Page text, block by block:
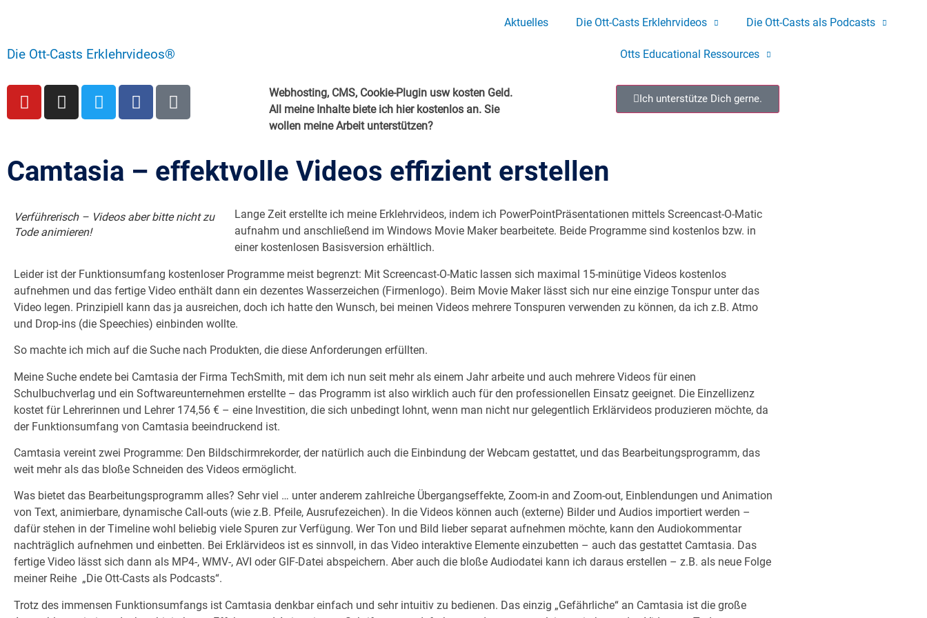
Die Ott-Casts Erklehrvideos®
Aktuelles Die Ott-Casts Erklehrvideos Die Ott-Casts als Podcasts
Otts Educational Ressources
Webhosting, CMS, Cookie-Plugin usw kosten Geld.
All meine Inhalte biete ich hier kostenlos an. Sie
wollen meine Arbeit unterstützen?
Ich unterstütze Dich gerne.
Camtasia – effektvolle Videos effizient erstellen
Verführerisch – Videos aber bitte nicht zu
Tode animieren!
Lange Zeit erstellte ich meine Erklehrvideos, indem ich PowerPointPräsentationen mittels Screencast-O-Matic
aufnahm und anschließend im Windows Movie Maker bearbeitete. Beide Programme sind kostenlos bzw. in
einer kostenlosen Basisversion erhältlich.
Leider ist der Funktionsumfang kostenloser Programme meist begrenzt: Mit Screencast-O-Matic lassen sich maximal 15-minütige Videos kostenlos
aufnehmen und das fertige Video enthält dann ein dezentes Wasserzeichen (Firmenlogo). Beim Movie Maker lässt sich nur eine einzige Tonspur unter das
Video legen. Prinzipiell kann das ja ausreichen, doch ich hatte den Wunsch, bei meinen Videos mehrere Tonspuren verwenden zu können, da ich z.B. Atmo
und Drop-ins (die Speechies) einbinden wollte.
So machte ich mich auf die Suche nach Produkten, die diese Anforderungen erfüllten.
Meine Suche endete bei Camtasia der Firma TechSmith, mit dem ich nun seit mehr als einem Jahr arbeite und auch mehrere Videos für einen
Schulbuchverlag und ein Softwareunternehmen erstellte – das Programm ist also wirklich auch für den professionellen Einsatz geeignet. Die Einzellizenz
kostet für Lehrerinnen und Lehrer 174,56 € – eine Investition, die sich unbedingt lohnt, wenn man nicht nur gelegentlich Erklärvideos produzieren möchte, da
der Funktionsumfang von Camtasia beeindruckend ist.
Camtasia vereint zwei Programme: Den Bildschirmrekorder, der natürlich auch die Einbindung der Webcam gestattet, und das Bearbeitungsprogramm, das
weit mehr als das bloße Schneiden des Videos ermöglicht.
Was bietet das Bearbeitungsprogramm alles? Sehr viel … unter anderem zahlreiche Übergangseffekte, Zoom-in and Zoom-out, Einblendungen und Animation
von Text, animierbare, dynamische Call-outs (wie z.B. Pfeile, Ausrufezeichen). In die Videos können auch (externe) Bilder und Audios importiert werden –
dafür stehen in der Timeline wohl beliebig viele Spuren zur Verfügung. Wer Ton und Bild lieber separat aufnehmen möchte, kann den Audiokommentar
nachträglich aufnehmen und einbetten. Bei Erklärvideos ist es sinnvoll, in das Video interaktive Elemente einzubetten – auch das gestattet Camtasia. Das
fertige Video lässt sich dann als MP4-, WMV-, AVI oder GIF-Datei abspeichern. Aber auch die bloße Audiodatei kann ich daraus erstellen – z.B. als neue Folge
meiner Reihe „Die Ott-Casts als Podcasts“.
Trotz des immensen Funktionsumfangs ist Camtasia denkbar einfach und sehr intuitiv zu bedienen. Das einzig „Gefährliche“ an Camtasia ist die große